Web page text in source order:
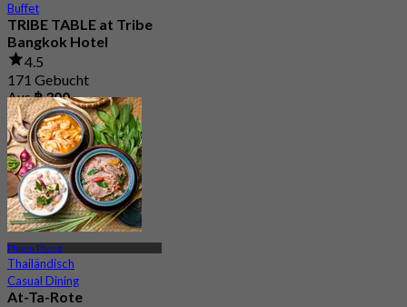
Buffet
TRIBE TABLE at Tribe
Bangkok Hotel
4.5
171 Gebucht
Aus฿ 300
Phrom Phong
Thailändisch
Casual Dining
At-Ta-Rote